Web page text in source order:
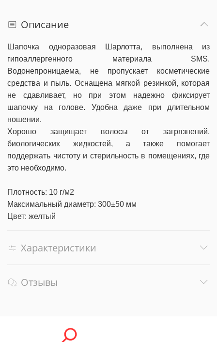
Описание
Шапочка одноразовая Шарлотта, выполнена из
гипоаллергенного материала SMS.
Водонепроницаема, не пропускает косметические
средства и пыль. Оснащена мягкой резинкой, которая
не сдавливает, но при этом надежно фиксирует
шапочку на голове. Удобна даже при длительном
ношении.
Хорошо защищает волосы от загрязнений,
биологических жидкостей, а также помогает
поддержать чистоту и стерильность в помещениях, где
это необходимо.
Плотность: 10 г/м2
Максимальный диаметр: 300±50 мм
Цвет: желтый
Характеристики
Отзывы